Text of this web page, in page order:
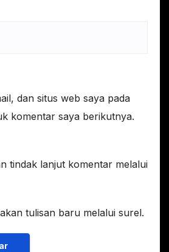
dan situs web saya pada
komentar saya berikutnya.
tindak lanjut komentar melalui
tulisan baru melalui surel.